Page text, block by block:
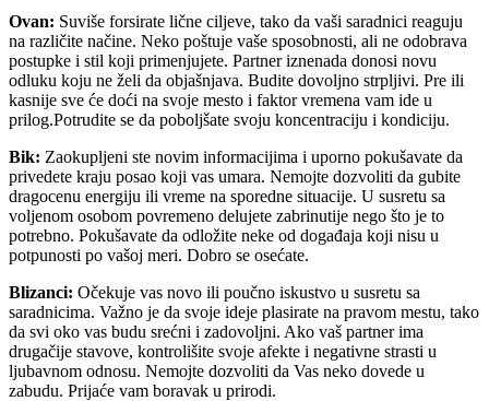
Ovan: Suviše forsirate lične ciljeve, tako da vaši saradnici reaguju
na različite načine. Neko poštuje vaše sposobnosti, ali ne odobrava
postupke i stil koji primenjujete. Partner iznenada donosi novu
odluku koju ne želi da objašnjava. Budite dovoljno strpljivi. Pre ili
kasnije sve će doći na svoje mesto i faktor vremena vam ide u
prilog.Potrudite se da poboljšate svoju koncentraciju i kondiciju.
Bik: Zaokupljeni ste novim informacijima i uporno pokušavate da
privedete kraju posao koji vas umara. Nemojte dozvoliti da gubite
dragocenu energiju ili vreme na sporedne situacije. U susretu sa
voljenom osobom povremeno delujete zabrinutije nego što je to
potrebno. Pokušavate da odložite neke od događaja koji nisu u
potpunosti po vašoj meri. Dobro se osećate.
Blizanci: Očekuje vas novo ili poučno iskustvo u susretu sa
saradnicima. Važno je da svoje ideje plasirate na pravom mestu, tako
da svi oko vas budu srećni i zadovoljni. Ako vaš partner ima
drugačije stavove, kontrolišite svoje afekte i negativne strasti u
ljubavnom odnosu. Nemojte dozvoliti da Vas neko dovede u
zabudu. Prijaće vam boravak u prirodi.